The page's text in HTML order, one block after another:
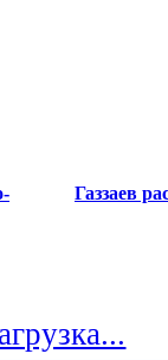
Газзаев